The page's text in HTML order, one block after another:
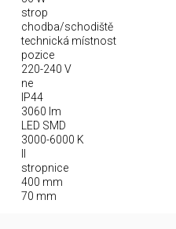
strop
chodba/schodiště
technická místnost
pozice
220-240 V
ne
IP44
3060 lm
LED SMD
3000-6000 K
stropnice
400 mm
70 mm